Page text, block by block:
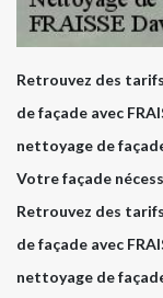
Retrouvez des
de façade avec
nettoyage de
Votre façade
Retrouvez des
de façade avec
nettoyage de